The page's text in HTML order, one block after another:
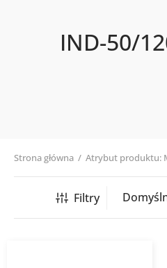
IND-50/
Strona główna / Atrybut produktu:
Filtry